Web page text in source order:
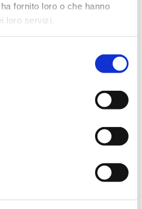
fornito loro o che hanno
loro servizi.
in cui crediamo